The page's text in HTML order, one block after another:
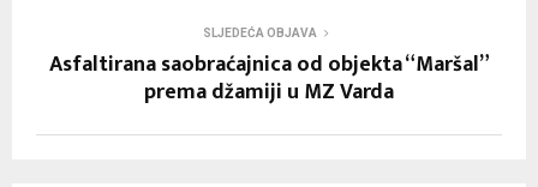
SLJEDEĆA OBJAVA
Asfaltirana saobraćajnica od objekta “Maršal”
prema džamiji u MZ Varda